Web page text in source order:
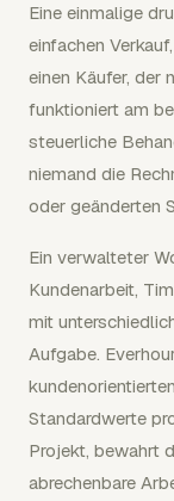
Eine einmalige
einfachen
einen Käufer, der
funktioniert am
steuerliche
niemand die
oder geänderten
Ein verwalteter
Kundenarbeit,
mit
Aufgabe.
Standardwerte
Projekt, bewahrt
abrechenbare